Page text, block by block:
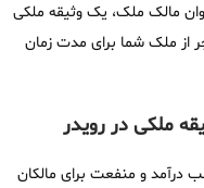
مالک ملک، یک وثیقه ملکی
از ملک شما برای مدت زمان
ملکی در رویدر
درآمد و منفعت برای مالکان